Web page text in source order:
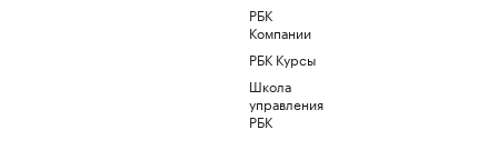
РБК
Компании
РБК Курсы
Школа
управления
РБК